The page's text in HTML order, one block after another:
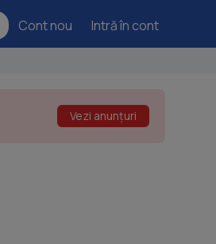
Cont nou Intră în cont
Vezi anunțuri